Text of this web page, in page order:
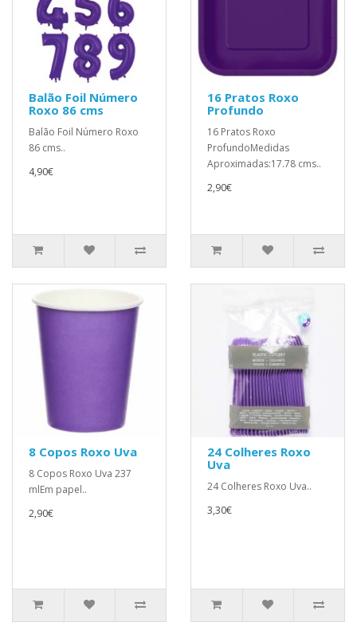
Balão Foil Número
Roxo 86 cms
Balão Foil Número Roxo
86 cms..
4,90€
16 Pratos Roxo
Profundo
16 Pratos Roxo
ProfundoMedidas
Aproximadas:17.78 cms..
2,90€
8 Copos Roxo Uva
8 Copos Roxo Uva 237
mlEm papel..
2,90€
24 Colheres Roxo
Uva
24 Colheres Roxo Uva..
3,30€